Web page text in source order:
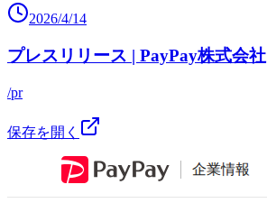
2026/4/14
プレスリリース | PayPay株式会社
/pr
保存を開く